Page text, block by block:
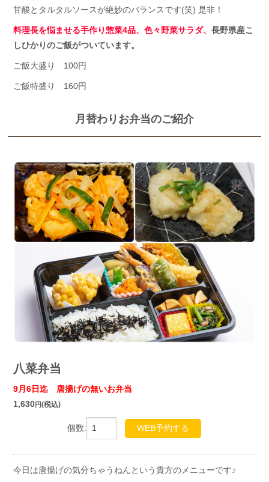
甘酸とタルタルソースが絶妙のバランスです(笑) 是非！
料理長を悩ませる手作り惣菜4品、色々野菜サラダ、 長野県産こ
しひかりのご飯がついています。
ご飯大盛り 100円
ご飯特盛り 160円
月替わりお弁当のご紹介
八菜弁当
9月6日迄 唐揚げの無いお弁当
1,630円(税込)
個数: WEB予約する
今日は唐揚げの気分ちゃうねんという貴方のメニューです♪